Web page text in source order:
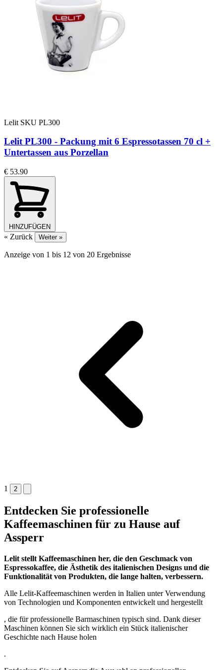
Lelit SKU PL300
Lelit PL300 - Packung mit 6 Espressotassen 70 cl +
Untertassen aus Porzellan
€ 53.90
HINZUFÜGEN
« Zurück Weiter »
Anzeige von 1 bis 12 von 20 Ergebnisse
1 2
Entdecken Sie professionelle
Kaffeemaschinen für zu Hause auf
Assperr
Lelit stellt Kaffeemaschinen her, die den Geschmack von
Espressokaffee, die Ästhetik des italienischen Designs und die
Funktionalität von Produkten, die lange halten, verbessern.
Alle Lelit-Kaffeemaschinen werden in Italien unter Verwendung
von Technologien und Komponenten entwickelt und hergestellt
, die für professionelle Barmaschinen typisch sind. Dank dieser
Maschinen können Sie sich wirklich ein Stück italienischer
Geschichte nach Hause holen
.